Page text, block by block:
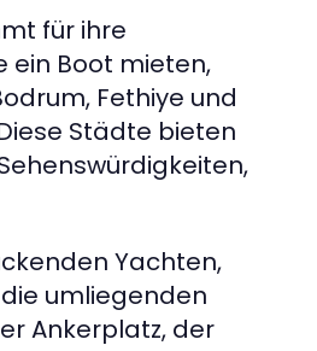
für ihre
ein Boot mieten,
Fethiye und
Städte bieten
Yachten,
umliegenden
Ankerplatz, der